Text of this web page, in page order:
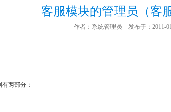
客服模块的管理员（客
作者：系统管理员 发布于：2011-
两部分：